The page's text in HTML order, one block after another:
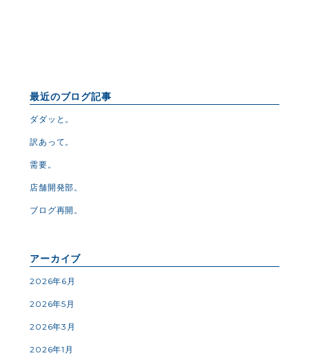
最近のブログ記事
ダダッと。
訳あって。
需要。
店舗開発部。
ブログ再開。
アーカイブ
2026年6月
2026年5月
2026年3月
2026年1月